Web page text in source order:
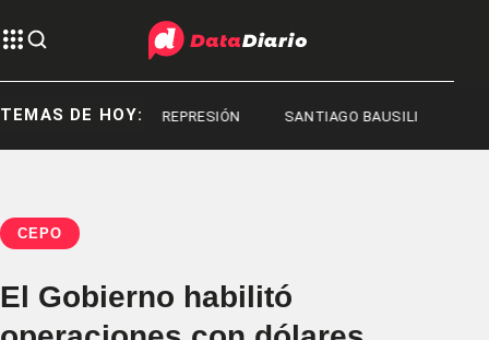
TEMAS DE HOY:
REPRESIÓN REPRESIÓN SANTIAGO BAUSILI
CEPO
El Gobierno habilitó